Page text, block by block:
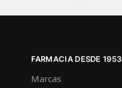
FARMACIA DESDE 1953
Marcas